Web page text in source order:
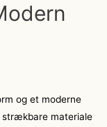
og et moderne
strækbare materiale